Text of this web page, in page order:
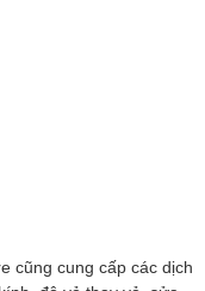
cũng cung cấp các dịch